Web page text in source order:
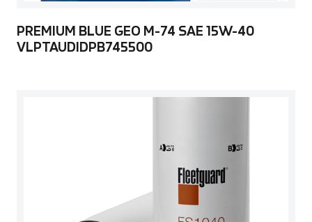
PREMIUM BLUE GEO M-74 SAE 15W-40
VLPTAUDIDPB745500